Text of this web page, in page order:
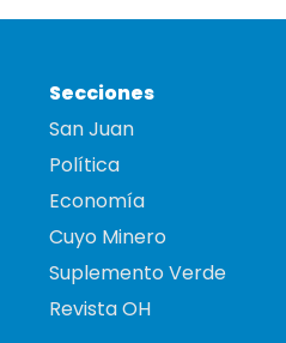
Secciones
San Juan
Política
Economía
Cuyo Minero
Suplemento Verde
Revista OH